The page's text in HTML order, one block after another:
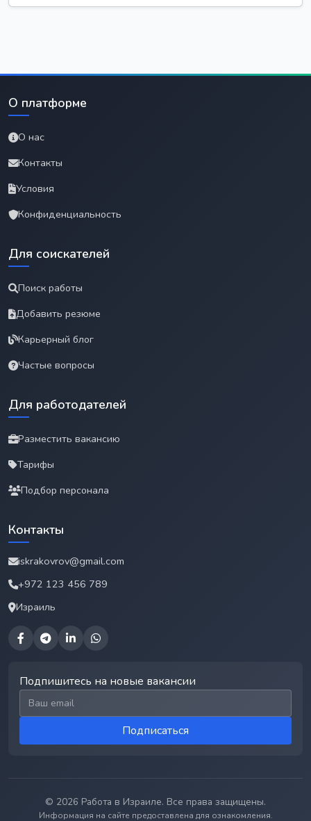
О платформе
О нас
Контакты
Условия
Конфиденциальность
Для соискателей
Поиск работы
Добавить резюме
Карьерный блог
Частые вопросы
Для работодателей
Разместить вакансию
Тарифы
Подбор персонала
Контакты
iskrakovrov@gmail.com
+972 123 456 789
Израиль
Подпишитесь на новые вакансии
Email для подписки
Подписаться
© 2026 Работа в Израиле. Все права защищены.
Информация на сайте предоставлена для ознакомления.